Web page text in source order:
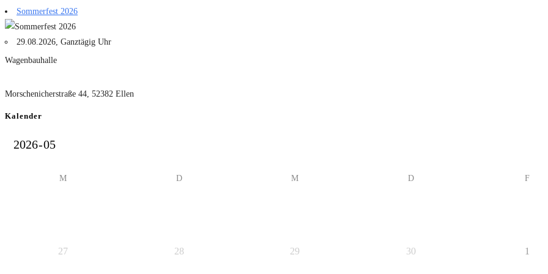
Sommerfest 2026
29.08.2026, Ganztägig Uhr
Wagenbauhalle
Morschenicherstraße 44, 52382 Ellen
Kalender
M D M D F
27 28 29 30 1